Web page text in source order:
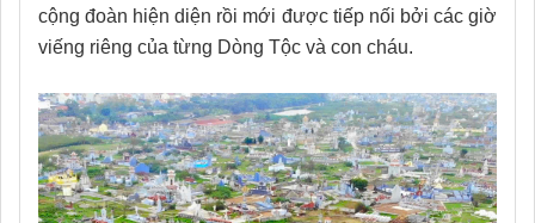
cộng đoàn hiện diện rồi mới được tiếp nối bởi các giờ
viếng riêng của từng Dòng Tộc và con cháu.